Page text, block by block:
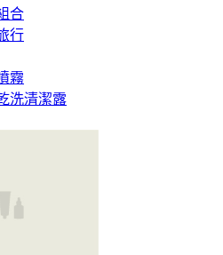
合
行
霧
洗清潔露